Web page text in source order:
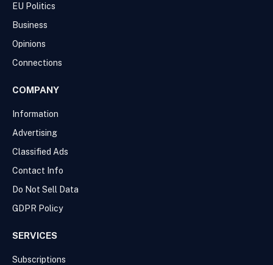
EU Politics
Business
Opinions
Connections
COMPANY
Information
Advertising
Classified Ads
Contact Info
Do Not Sell Data
GDPR Policy
SERVICES
Subscriptions